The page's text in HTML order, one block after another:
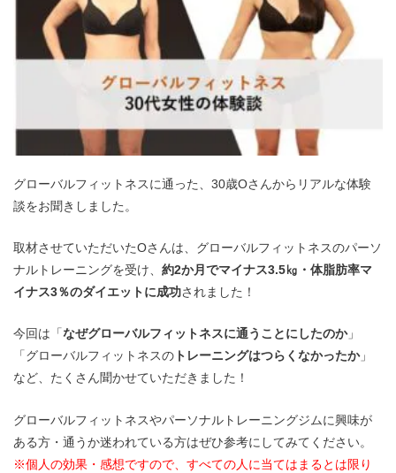
グローバルフィットネスに通った、30歳Oさんからリアルな体験
談をお聞きしました。
取材させていただいたOさんは、グローバルフィットネスのパーソ
ナルトレーニングを受け、 約2か月でマイナス3.5㎏・体脂肪率マ
イナス3％のダイエットに成功されました！
今回は「なぜグローバルフィットネスに通うことにしたのか」
「グローバルフィットネスの トレーニングはつらくなかったか」
など、たくさん聞かせていただきました！
グローバルフィットネスやパーソナルトレーニングジムに興味が
ある方・通うか迷われている方はぜひ参考にしてみてください。
※個人の効果・感想ですので、すべての人に当てはまるとは限り